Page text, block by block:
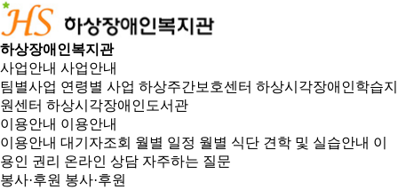
하상장애인복지관
사업안내 사업안내
팀별사업 연령별 사업 하상주간보호센터 하상시각장애인학습지
원센터 하상시각장애인도서관
이용안내 이용안내
이용안내 대기자조회 월별 일정 월별 식단 견학 및 실습안내 이
용인 권리 온라인 상담 자주하는 질문
봉사·후원 봉사·후원